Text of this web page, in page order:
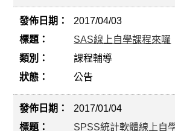
2017/04/03
SAS線上自學課程來囉
課程輔導
公告
2017/01/04
SPSS統計軟體線上自